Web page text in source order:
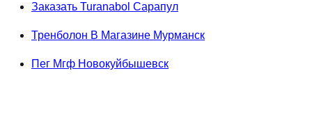
Заказать Turanabol Сарапул
Тренболон В Магазине Мурманск
Пег Мгф Новокуйбышевск